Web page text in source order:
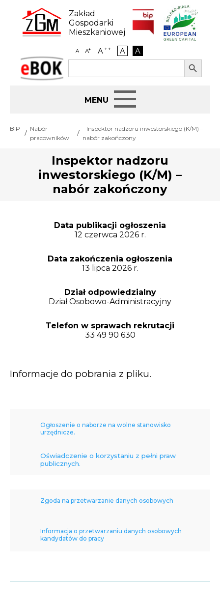
content
Zakład
Gospodarki
Mieszkaniowej
A A+ A++ A A
eBOK
Search
Search Button
Jak załatwić sprawę
Opłaty i rozliczenia
Remonty budynków
Zamówienia publiczne
Prawo
BIP
Nabór
pracowników
Inspektor nadzoru inwestorskiego (K/M) –
nabór zakończony
Inspektor nadzoru
inwestorskiego (K/M) –
nabór zakończony
Data publikacji ogłoszenia
12 czerwca 2026 r.
Data zakończenia ogłoszenia
13 lipca 2026 r.
Dział odpowiedzialny
Dział Osobowo-Administracyjny
Telefon w sprawach rekrutacji
33 49 90 630
Informacje do pobrania z pliku.
Ogłoszenie o naborze na wolne stanowisko
urzędnicze.
Oświadczenie o korzystaniu z pełni praw
publicznych.
Zgoda na przetwarzanie danych osobowych
Informacja o przetwarzaniu danych osobowych
kandydatów do pracy